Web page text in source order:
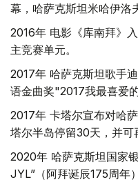
幕，哈萨克斯坦米哈伊洛
2016年 电影《库南拜》
主竞赛单元。
2017年 哈萨克斯坦歌手
语金曲奖"2017我最喜爱
2017年 卡塔尔宣布对哈
塔尔半岛停留30天，并可
2020年 哈萨克斯坦国家
JYL”（阿拜诞辰175周年